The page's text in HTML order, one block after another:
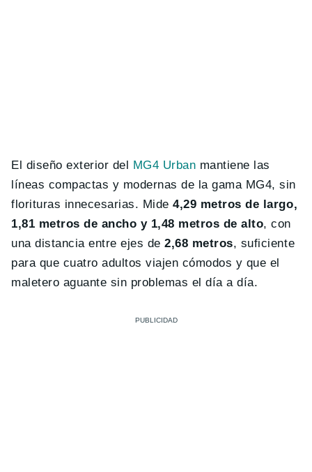
El diseño exterior del MG4 Urban mantiene las
líneas compactas y modernas de la gama MG4, sin
florituras innecesarias. Mide4,29 metros de largo,
1,81 metros de ancho y 1,48 metros de alto, con
una distancia entre ejes de2,68 metros, suficiente
para que cuatro adultos viajen cómodos y que el
maletero aguante sin problemas el día a día.